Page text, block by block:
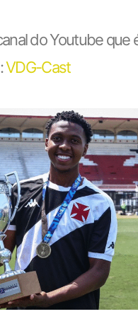
do Youtube que
VDG-Cast